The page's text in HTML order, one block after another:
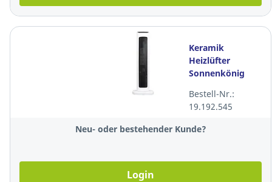
Keramik
Heizlüfter
Sonnenkönig
weiss/schwarz
Bestell-Nr.:
19.192.545
Neu- oder bestehender Kunde?
Login